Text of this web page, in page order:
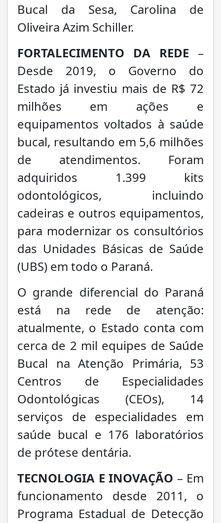
Bucal da Sesa, Carolina de
Oliveira Azim Schiller.
FORTALECIMENTO DA REDE –
Desde 2019, o Governo do
Estado já investiu mais de R$ 72
milhões em ações e
equipamentos voltados à saúde
bucal, resultando em 5,6 milhões
de atendimentos. Foram
adquiridos 1.399 kits
odontológicos, incluindo
cadeiras e outros equipamentos,
para modernizar os consultórios
das Unidades Básicas de Saúde
(UBS) em todo o Paraná.
O grande diferencial do Paraná
está na rede de atenção:
atualmente, o Estado conta com
cerca de 2 mil equipes de Saúde
Bucal na Atenção Primária, 53
Centros de Especialidades
Odontológicas (CEOs), 14
serviços de especialidades em
saúde bucal e 176 laboratórios
de prótese dentária.
TECNOLOGIA E INOVAÇÃO – Em
funcionamento desde 2011, o
Programa Estadual de Detecção